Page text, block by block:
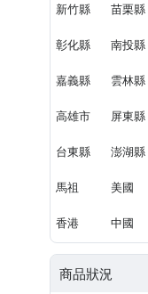
新竹縣 苗栗縣
彰化縣 南投縣
嘉義縣 雲林縣
高雄市 屏東縣
台東縣 澎湖縣
馬祖 美國
香港 中國
商品狀況